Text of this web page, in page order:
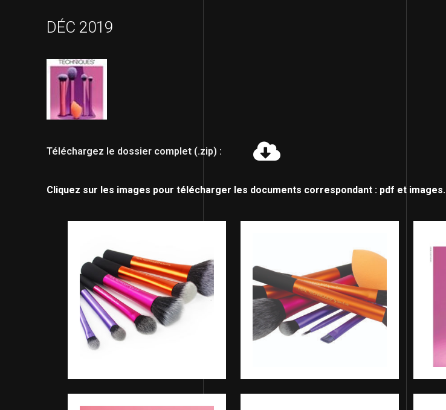
DÉC 2019
Téléchargez le dossier complet (.zip) :
Cliquez sur les images pour télécharger les documents correspondant : pdf et images.